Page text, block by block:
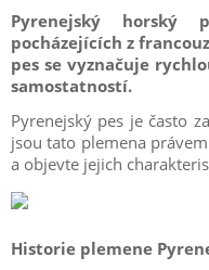
Pyrenejský
pocházejících z
pes se vyznačuje
samostatností.
Pyrenejský pes je často
jsou tato plemena
a objevte jejich
Historie plemene